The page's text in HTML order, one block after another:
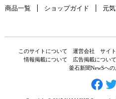
商品一覧
ショップガイド 元
このサイトについて 運営会社 サイ
情報掲載について
広告掲載について
釜石新聞NewSへ